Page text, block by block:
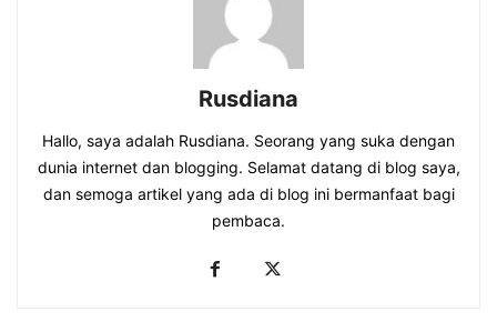
Rusdiana
Hallo, saya adalah Rusdiana. Seorang yang suka dengan
dunia internet dan blogging. Selamat datang di blog saya,
dan semoga artikel yang ada di blog ini bermanfaat bagi
pembaca.